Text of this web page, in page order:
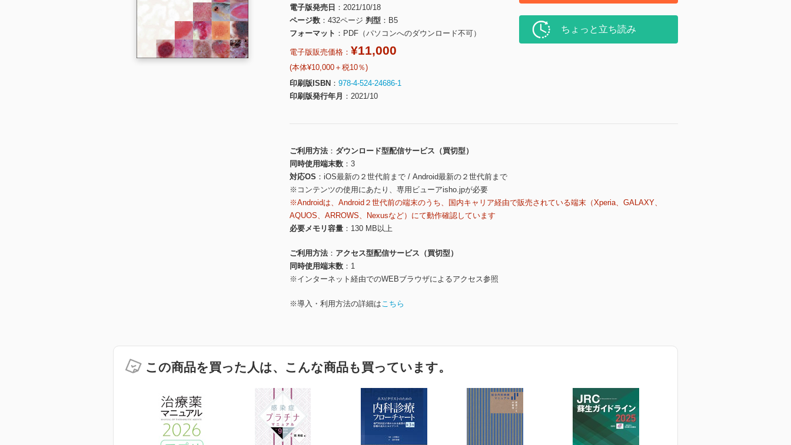
電子版発売日
2021/10/18
ページ数
432ページ 判型
B5
フォーマット
PDF（パソコンへのダウンロード不可）
電子版販売価格： ¥11,000
(本体¥10,000＋税10％)
印刷版ISBN
978-4-524-24686-1
印刷版発行年月
2021/10
ちょっと立ち読み
ご利用方法
ダウンロード型配信サービス（買切型）
同時使用端末数
3
対応OS
iOS最新の２世代前まで / Android最新の２世代前まで
※コンテンツの使用にあたり、専用ビューアisho.jpが必要
※Androidは、Android２世代前の端末のうち、国内キャリア経由で販売されている端末（Xperia、GALAXY、
AQUOS、ARROWS、Nexusなど）にて動作確認しています
必要メモリ容量
130 MB以上
ご利用方法
アクセス型配信サービス（買切型）
同時使用端末数
1
※インターネット経由でのWEBブラウザによるアクセス参照
※導入・利用方法の詳細はこちら
この商品を買った人は、こんな商品も買っています。